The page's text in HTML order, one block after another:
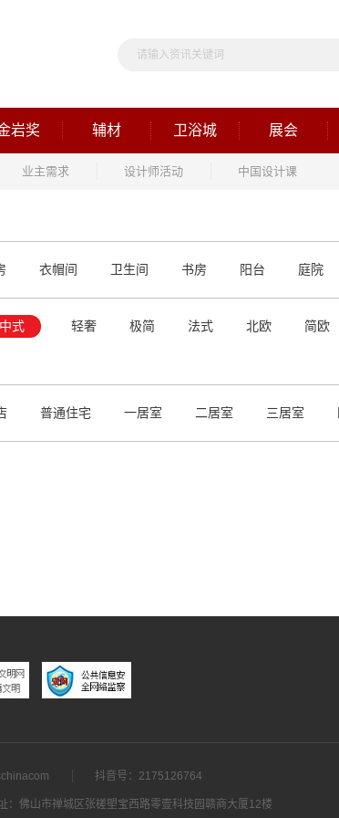
岩奖 辅材 卫浴城 展会
业主需求 设计师活动 中国设计课
衣帽间 卫生间 书房 阳台 庭院
式 轻奢 极简 法式 北欧 简欧
普通住宅 一居室 二居室 三居室
抖音号：2175126764
：佛山市禅城区张槎塱宝西路零壹科技园赣商大厦12楼